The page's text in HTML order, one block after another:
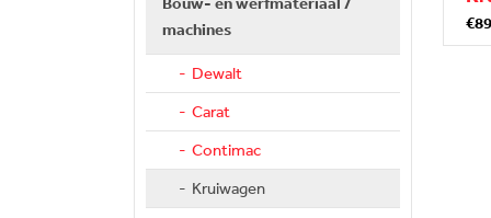
machines
Dewalt
Carat
Contimac
Kruiwagen